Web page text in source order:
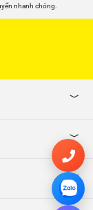
nhanh chóng.